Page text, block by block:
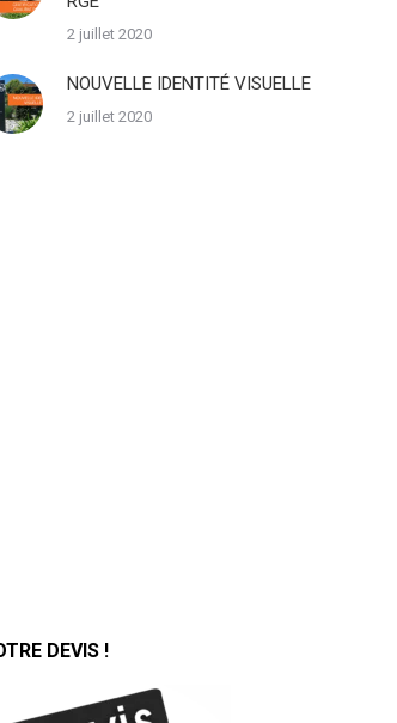
2 juillet 2020
NOUVELLE IDENTITÉ VISUELLE
2 juillet 2020
DEVIS !